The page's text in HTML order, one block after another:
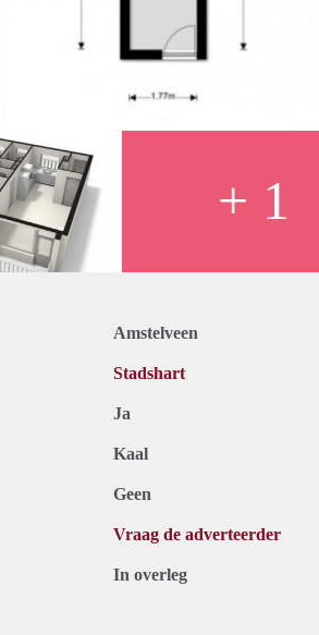
+ 1
Amstelveen
Stadshart
Ja
Kaal
Geen
Vraag de adverteerder
In overleg